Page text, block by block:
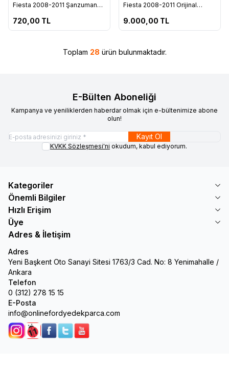
Favorilere Ekle
Fiesta 2008-2011 Şanzuman
7B155 AC)
720,00 TL
Favorilere Ekle
Fiesta 2008-2011 Orijinal
(XS4P 7B155 AC)
9.000,00 TL
Toplam 28 ürün bulunmaktadır.
E-Bülten Aboneliği
Kampanya ve yeniliklerden haberdar olmak için e-bültenimize abone
olun!
Kayıt Ol
KVKK Sözleşmesi'ni okudum, kabul ediyorum.
Kategoriler
Önemli Bilgiler
Hızlı Erişim
Üye
Adres & İletişim
Adres
Yeni Başkent Oto Sanayi Sitesi 1763/3 Cad. No: 8 Yenimahalle /
Ankara
Telefon
0 (312) 278 15 15
E-Posta
info@onlinefordyedekparca.com